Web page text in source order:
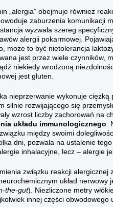
„alergia” obejmuje również
zaburzenia komunikacji
wyzwala szereg
alergii pokarmowej.
może to być nietoleran­cja
jest przez wiele czynników,
niekiedy wrodzoną
jest gluten.
nieprzerwanie wykonuje
silnie rozwijającego się
wzrost liczby zachorowań na
układu immuno­logicznego.
między swoimi
dni, pozwala na ustalenie
inhalacyjne, lecz – alergie
związku reakcji alergicznej
układ
the-gut). Niezliczone metry
innej części obwo­dowego